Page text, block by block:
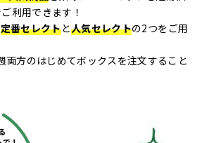
利用できます！
定番セレクトと人気セレクトの2つをご用
両方のはじめてボックスを注文すること